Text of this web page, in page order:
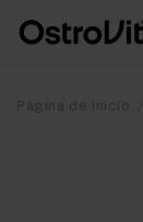
Página de inicio